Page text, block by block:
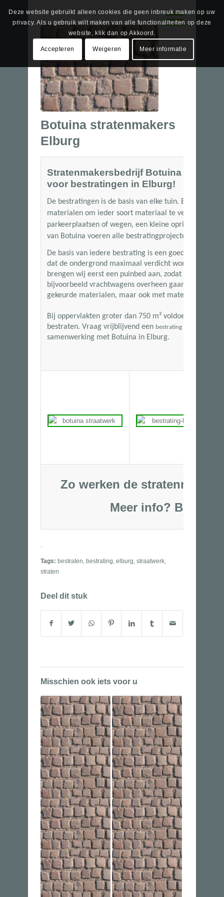
Botuina stratenmakers
Elburg
Stratenmakersbedrijf Botuina is al
voor bestratingen in Elburg!
De bestratingen is de basis van elke tuin. Bij Botuina
materialen om ieder soort materiaal te verwerken.
parkeerplaatsen of wegen, een kleine oprit of een
van Botuina voeren alle bestratingprojecten snel en
De basis van iedere bestrating is een goede
dat de ondergrond maximaal verdicht wordt.
brengen wij eerst een puinbed aan, zodat de
bijvoorbeeld vrachtwagens overheen gaan. Wij
gekeurde materialen, maar ook met materialen van
Bij oppervlakten groter dan 750 m² voldoen wij aan
bestraten. Vraag vrijblijvend een bestrating offerte
samenwerking met Botuina in Elburg.
Zo werken de
Meer info? Bel
Tags: bestraten ,bestrating ,elburg ,straatwerk
straten
Deel dit stuk
Misschien ook iets voor u
Deze website gebruikt alleen cookies die geen inbreuk maken op uw
privacy. Als u gebruik wilt maken van alle functionaliteiten op deze
website, klik dan op Akkoord.
Accepteren Weigeren Meer informatie